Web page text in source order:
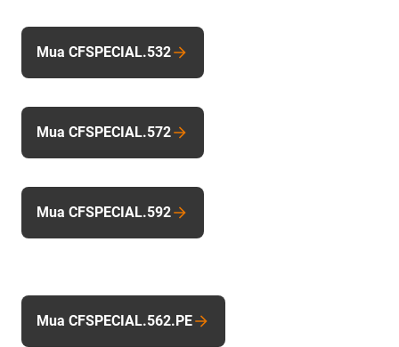
Mua CFSPECIAL.532
Mua CFSPECIAL.572
Mua CFSPECIAL.592
Mua CFSPECIAL.562.PE